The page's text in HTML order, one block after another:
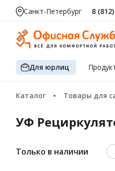
Санкт-Петербург 8
Для юрлиц
Каталог Товары для
УФ
Только в наличии